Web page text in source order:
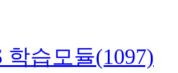
학습모듈(1097)